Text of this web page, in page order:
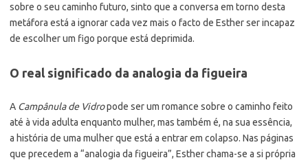
sobre o seu caminho futuro, sinto que a conversa em torno desta
metáfora está a ignorar cada vez mais o facto de Esther ser incapaz
de escolher um figo porque está deprimida.
O real significado da analogia da figueira
A Campânula de Vidropode ser um romance sobre o caminho feito
até à vida adulta enquanto mulher, mas também é, na sua essência,
a história de uma mulher que está a entrar em colapso. Nas páginas
que precedem a “analogia da figueira”, Esther chama-se a si própria